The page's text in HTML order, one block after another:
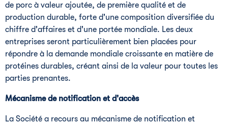
de porc à valeur ajoutée, de première qualité et de
production durable, forte d'une composition diversifiée du
chiffre d'affaires et d'une portée mondiale. Les deux
entreprises seront particulièrement bien placées pour
répondre à la demande mondiale croissante en matière de
protéines durables, créant ainsi de la valeur pour toutes les
parties prenantes.
Mécanisme de notification et d'accès
La Société a recours au mécanisme de notification et